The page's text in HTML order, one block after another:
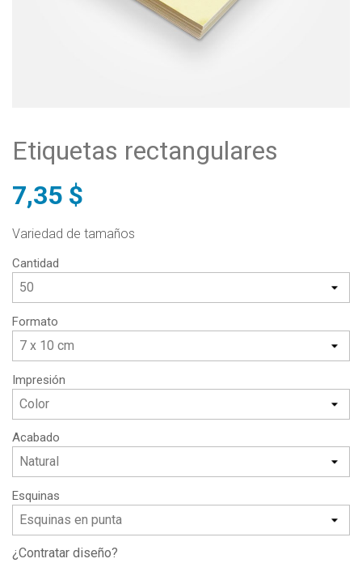
Etiquetas rectangulares
7,35 $
Variedad de tamaños
Cantidad
Formato
Impresión
Acabado
Esquinas
¿Contratar diseño?